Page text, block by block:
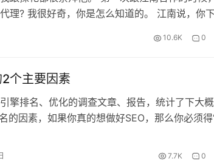
理? 我很好奇，你是怎么知道的。 江南说，你
话挑明了，也没拐弯抹角，就跟江南聊起来了。
10.6K 0
个主要因素
擎排名、优化的调查文章、报告，统计了下大
的因素，如果你真的想做好SEO，那么你必须得
7.7K 0